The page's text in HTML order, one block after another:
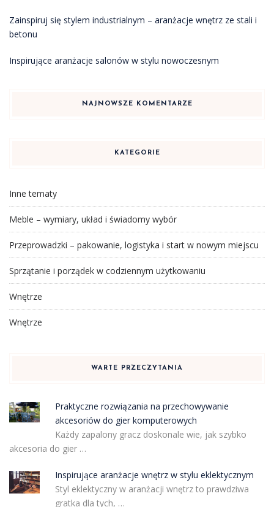
Zainspiruj się stylem industrialnym – aranżacje wnętrz ze stali i
betonu
Inspirujące aranżacje salonów w stylu nowoczesnym
NAJNOWSZE KOMENTARZE
KATEGORIE
Inne tematy
Meble – wymiary, układ i świadomy wybór
Przeprowadzki – pakowanie, logistyka i start w nowym miejscu
Sprzątanie i porządek w codziennym użytkowaniu
Wnętrze
Wnętrze
WARTE PRZECZYTANIA
Praktyczne rozwiązania na przechowywanie
akcesoriów do gier komputerowych
Każdy zapalony gracz doskonale wie, jak szybko
akcesoria do gier …
Inspirujące aranżacje wnętrz w stylu eklektycznym
Styl eklektyczny w aranżacji wnętrz to prawdziwa
gratka dla tych, …